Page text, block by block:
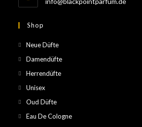
Shop
Neue Düfte
Damendüfte
Herrendüfte
Unisex
Oud Düfte
Eau De Cologne